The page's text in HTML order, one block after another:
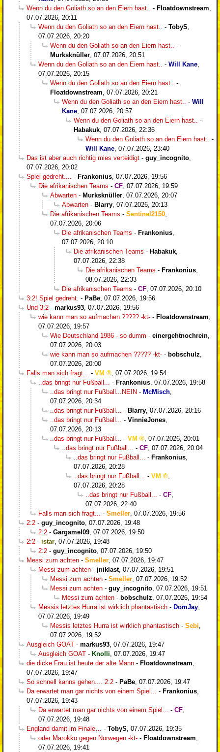
Wenn du den Goliath so an den Eiern hast..
- Floatdownstream
07.07.2026, 20:11
Wenn du den Goliath so an den Eiern hast..
- TobyS
07.07.2026, 20:20
Wenn du den Goliath so an den Eiern hast..
-
Murksknüller 07.07.2026, 20:51
Wenn du den Goliath so an den Eiern hast..
- Will Kane
07.07.2026, 20:15
Wenn du den Goliath so an den Eiern hast..
-
Floatdownstream 07.07.2026, 20:21
Wenn du den Goliath so an den Eiern hast..
- Will
Kane 07.07.2026, 20:57
Wenn du den Goliath so an den Eiern hast..
-
Habakuk 07.07.2026, 22:36
Wenn du den Goliath so an den Eiern hast..
-
Will Kane 07.07.2026, 23:40
Das ist aber auch richtig mies verteidigt - guy_incognito
07.07.2026, 20:02
Spiel gedreht....
- Frankonius 07.07.2026, 19:56
Die afrikanischen Teams - CF 07.07.2026, 19:59
Abwarten - Murksknüller 07.07.2026, 20:07
Abwarten - Blarry 07.07.2026, 20:13
Die afrikanischen Teams - Sentinel2150
07.07.2026, 20:06
Die afrikanischen Teams - Frankonius
07.07.2026, 20:10
Die afrikanischen Teams - Habakuk
07.07.2026, 22:38
Die afrikanischen Teams - Frankonius
08.07.2026, 22:33
Die afrikanischen Teams - CF 07.07.2026, 20:10
3:2! Spiel gedreht. - PaBe 07.07.2026, 19:56
Und 3:2 - markus93 07.07.2026, 19:56
wie kann man so aufmachen ????? -kt- - Floatdownstream
07.07.2026, 19:57
Wie Deutschland 1986 - so dumm - einergehtnochrein
07.07.2026, 20:03
wie kann man so aufmachen ????? -kt- - bobschulz
07.07.2026, 20:00
Falls man sich fragt...
- VM
07.07.2026, 19:54
..das bringt nur Fußball...
- Frankonius 07.07.2026, 19:58
..das bringt nur Fußball...NEIN - McMisch
07.07.2026, 20:34
..das bringt nur Fußball...
- Blarry 07.07.2026, 20:16
..das bringt nur Fußball...
- VinnieJones
07.07.2026, 20:13
..das bringt nur Fußball...
- VM
07.07.2026, 20:01
..das bringt nur Fußball...
- CF 07.07.2026, 20:04
..das bringt nur Fußball...
- Frankonius
07.07.2026, 20:28
..das bringt nur Fußball...
- VM
07.07.2026, 20:28
..das bringt nur Fußball...
- CF
07.07.2026, 22:40
Falls man sich fragt...
- Smeller 07.07.2026, 19:56
2:2 - guy_incognito 07.07.2026, 19:48
2:2 - Gargamel09 07.07.2026, 19:50
2:2 - istar 07.07.2026, 19:48
2:2 - guy_incognito 07.07.2026, 19:50
Messi zum achten - Smeller 07.07.2026, 19:47
Messi zum achten - jniklast, 07.07.2026, 19:51
Messi zum achten - Smeller 07.07.2026, 19:52
Messi zum achten - guy_incognito 07.07.2026, 19:51
Messi zum achten - bobschulz 07.07.2026, 19:54
Messis letztes Hurra ist wirklich phantastisch - DomJay
07.07.2026, 19:49
Messis letztes Hurra ist wirklich phantastisch - Sebi
07.07.2026, 19:52
Ausgleich GOAT - markus93 07.07.2026, 19:47
Ausgleich GOAT - Knolli 07.07.2026, 19:47
die dicke Frau ist heute der alte Mann - Floatdownstream
07.07.2026, 19:47
So schnell kanns gehen.... 2:2 - PaBe 07.07.2026, 19:47
Da erwartet man gar nichts von einem Spiel...
- Frankonius
07.07.2026, 19:43
Da erwartet man gar nichts von einem Spiel...
- CF
07.07.2026, 19:48
England damit im Finale…
- TobyS 07.07.2026, 19:35
oder Marokko gegen Norwegen -kt- - Floatdownstream
07.07.2026, 19:41